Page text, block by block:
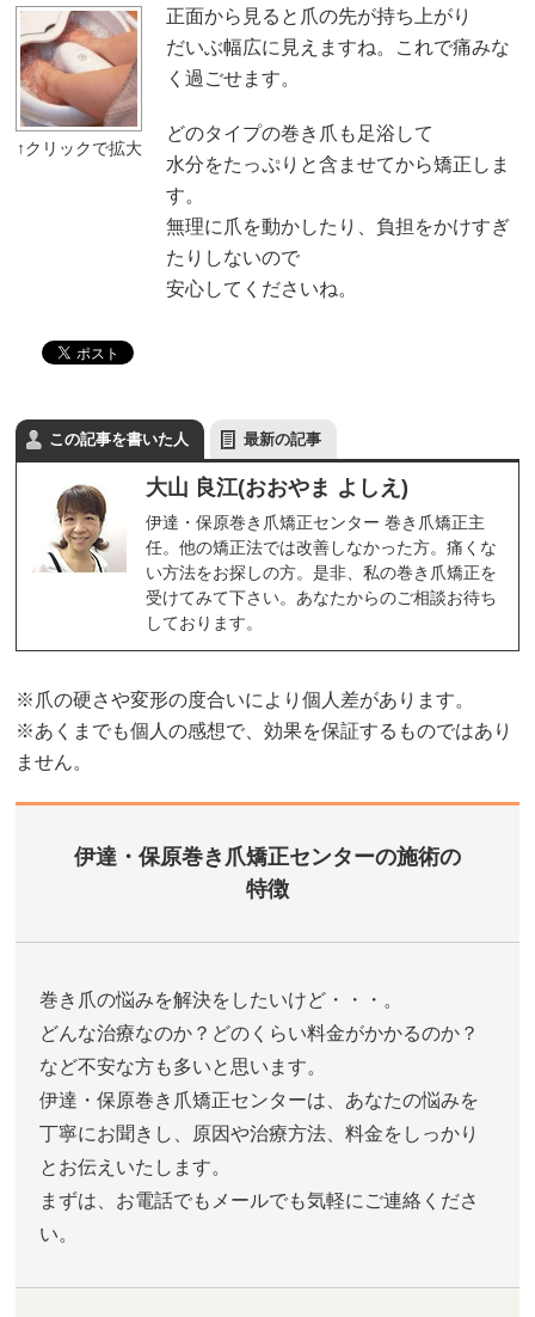
正面から見ると爪の先が持ち上がり
だいぶ幅広に見えますね。これで痛みな
く過ごせます。
どのタイプの巻き爪も足浴して
水分をたっぷりと含ませてから矯正しま
す。
無理に爪を動かしたり、負担をかけすぎ
たりしないので
安心してくださいね。
この記事を書いた人 最新の記事
大山 良江(おおやま よしえ)
伊達・保原巻き爪矯正センター 巻き爪矯正主
任。他の矯正法では改善しなかった方。痛くな
い方法をお探しの方。是非、私の巻き爪矯正を
受けてみて下さい。あなたからのご相談お待ち
しております。
※爪の硬さや変形の度合いにより個人差があります。
※あくまでも個人の感想で、効果を保証するものではあり
ません。
伊達・保原巻き爪矯正センターの施術の
特徴
巻き爪の悩みを解決をしたいけど・・・。
どんな治療なのか？どのくらい料金がかかるのか？
など不安な方も多いと思います。
伊達・保原巻き爪矯正センターは、あなたの悩みを
丁寧にお聞きし、原因や治療方法、料金をしっかり
とお伝えいたします。
まずは、お電話でもメールでも気軽にご連絡くださ
い。